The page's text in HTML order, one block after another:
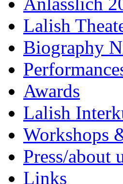
Lalish
Biography
Awards
Lalish
Workshops
Press/about
Links